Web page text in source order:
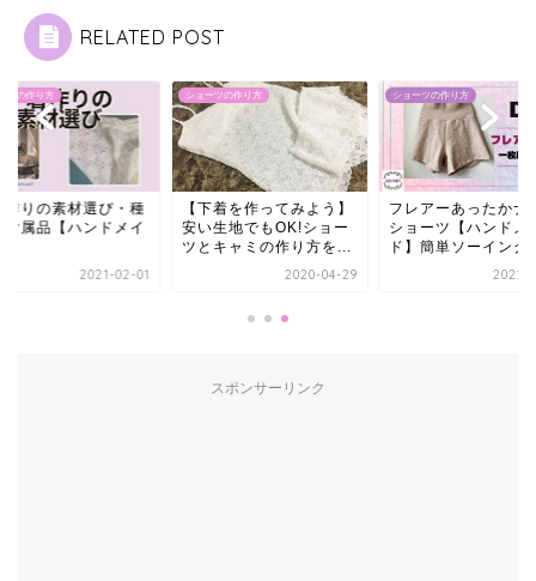
RELATED POST
ツの作り方
作りの素材選び・種
付属品【ハンドメイ
2021-02-01
ショーツの作り方
【下着を作ってみよう】
安い生地でもOK!ショー
ツとキャミの作り方を...
2020-04-29
ショーツの作り方
フレアーあったかナ
ショーツ【ハンドメ
ド】簡単ソーイング
2022-
スポンサーリンク